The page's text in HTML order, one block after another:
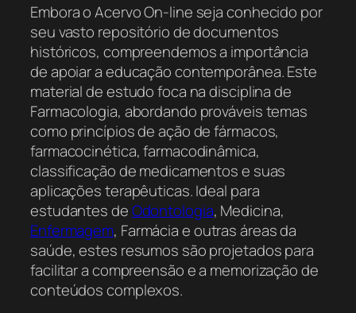
Embora o Acervo On-line seja conhecido por
seu vasto repositório de documentos
históricos, compreendemos a importância
de apoiar a educação contemporânea. Este
material de estudo foca na disciplina de
Farmacologia, abordando prováveis temas
como princípios de ação de fármacos,
farmacocinética, farmacodinâmica,
classificação de medicamentos e suas
aplicações terapêuticas. Ideal para
estudantes deOdontologia, Medicina,
Enfermagem, Farmácia e outras áreas da
saúde, estes resumos são projetados para
facilitar a compreensão e a memorização de
conteúdos complexos.